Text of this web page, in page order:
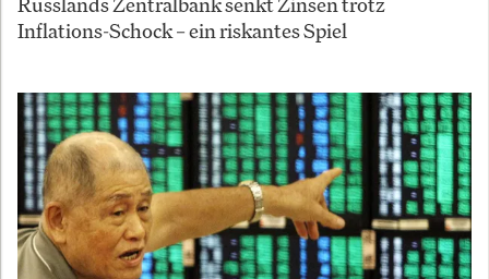
Inflations-Schock – ein riskantes Spiel